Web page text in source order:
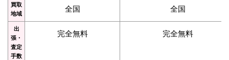
買取
地域
全国 全国
出
張・
査定
手数
完全無料 完全無料